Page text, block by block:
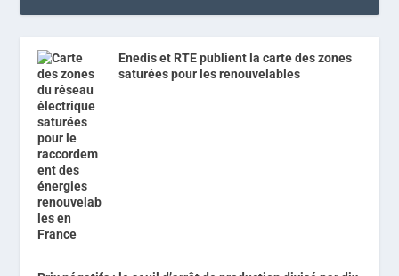
Enedis et RTE publient la carte des zones
saturées pour les renouvelables